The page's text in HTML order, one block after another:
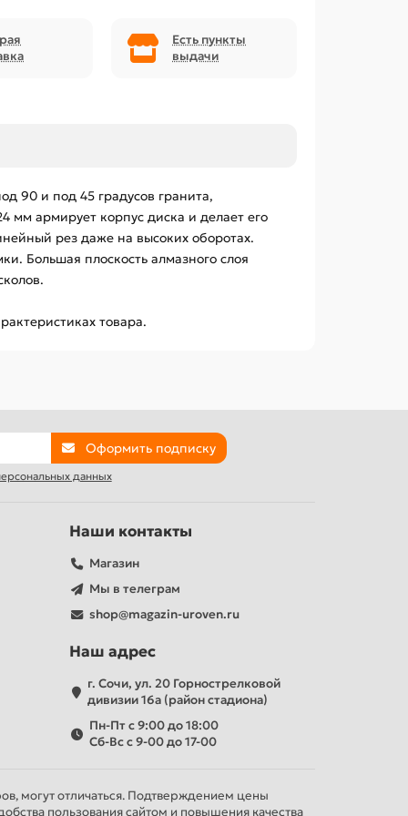
Есть пункты
выдачи
90 и под 45 градусов гранита,
мм армирует корпус диска и делает его
рез даже на высоких оборотах.
Большая плоскость алмазного слоя
товара.
Оформить подписку
данных
Наши контакты
Магазин
Мы в телеграм
shop@magazin-uroven.ru
Наш адрес
г. Сочи, ул. 20 Горнострелковой
дивизии 16а (район стадиона)
Пн-Пт с 9:00 до 18:00
Сб-Вс с 9-00 до 17-00
могут отличаться. Подтверждением цены
пользования сайтом и повышения качества